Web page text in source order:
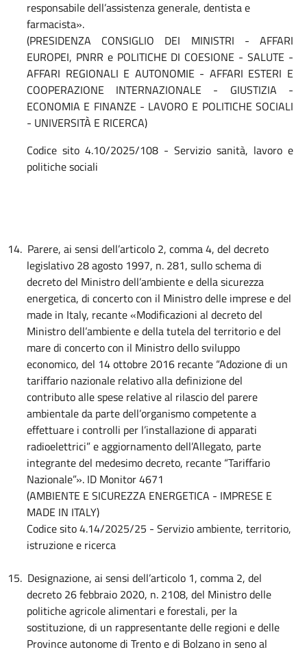
responsabile dell’assistenza generale, dentista e
farmacista».
(PRESIDENZA CONSIGLIO DEI MINISTRI - AFFARI
EUROPEI, PNRR e POLITICHE DI COESIONE - SALUTE -
AFFARI REGIONALI E AUTONOMIE - AFFARI ESTERI E
COOPERAZIONE INTERNAZIONALE - GIUSTIZIA -
ECONOMIA E FINANZE - LAVORO E POLITICHE SOCIALI
- UNIVERSITÀ E RICERCA)
Codice sito 4.10/2025/108 - Servizio sanità, lavoro e
politiche sociali
14. Parere, ai sensi dell’articolo 2, comma 4, del decreto
legislativo 28 agosto 1997, n. 281, sullo schema di
decreto del Ministro dell’ambiente e della sicurezza
energetica, di concerto con il Ministro delle imprese e del
made in Italy, recante «Modificazioni al decreto del
Ministro dell’ambiente e della tutela del territorio e del
mare di concerto con il Ministro dello sviluppo
economico, del 14 ottobre 2016 recante “Adozione di un
tariffario nazionale relativo alla definizione del
contributo alle spese relative al rilascio del parere
ambientale da parte dell’organismo competente a
effettuare i controlli per l’installazione di apparati
radioelettrici” e aggiornamento dell’Allegato, parte
integrante del medesimo decreto, recante “Tariffario
Nazionale”». ID Monitor 4671
(AMBIENTE E SICUREZZA ENERGETICA - IMPRESE E
MADE IN ITALY)
Codice sito 4.14/2025/25 - Servizio ambiente, territorio,
istruzione e ricerca
15. Designazione, ai sensi dell’articolo 1, comma 2, del
decreto 26 febbraio 2020, n. 2108, del Ministro delle
politiche agricole alimentari e forestali, per la
sostituzione, di un rappresentante delle regioni e delle
Province autonome di Trento e di Bolzano in seno al